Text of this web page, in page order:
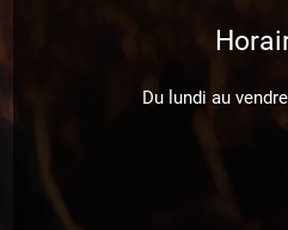
Du lundi au